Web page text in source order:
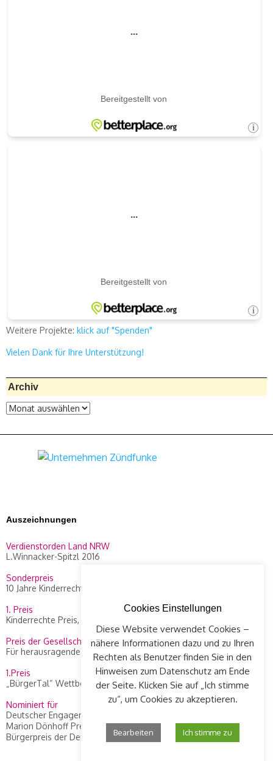
Weitere Projekte: klick auf "Spenden"
Vielen Dank für Ihre Unterstützung!
Archiv
Archiv
Auszeichnungen
Verdienstorden Land NRW
L.Winnacker-Spitzl 2016
Sonderpreis
10 Jahre Kinderrechte Preis, WDR 2014
1. Preis
Kinderrechte Preis, WDR 2010
Preis der Gesellschaft Concordia
Für herausragendes Engagement an L. Winnacker-Spitzl, 2012
1.Preis
„BürgerTal“ Wettbewerb, 2008
Nominiert für
Deutscher Engagement Preis 2015
Marion Dönhoff Preis, Die Zeit, 2013
Bürgerpreis der Deutschen Zeitungen, 2010
Cookies Einstellungen
Diese Website verwendet Cookies –
nähere Informationen dazu und zu Ihren
Rechten als Benutzer finden Sie in den
Hinweisen zum Datenschutz am Ende
der Seite. Klicken Sie auf „Ich stimme
zu“, um Cookies zu akzeptieren.
Bearbeiten Ich stimme zu